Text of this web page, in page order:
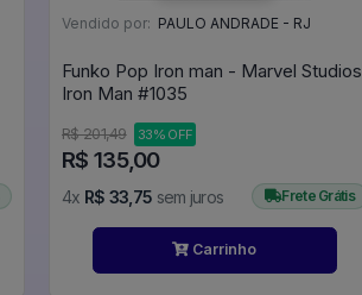
Vendido por: PAULO ANDRADE - RJ
Funko Pop Iron man - Marvel Studios
Iron Man #1035
R$ 201,49 33% OFF
R$ 135,00
4x R$ 33,75 sem juros Frete Grátis
Carrinho